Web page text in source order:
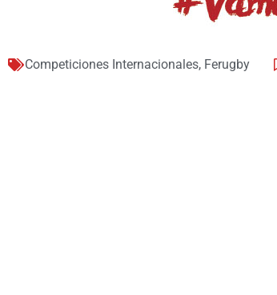
Competiciones Internacionales, Ferugby